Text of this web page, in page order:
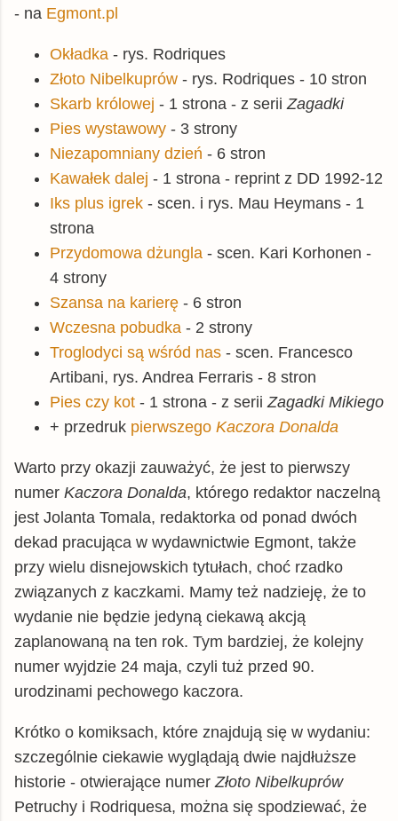
- na Egmont.pl
Okładka - rys. Rodriques
Złoto Nibelkuprów - rys. Rodriques - 10 stron
Skarb królowej - 1 strona - z serii Zagadki
Pies wystawowy - 3 strony
Niezapomniany dzień - 6 stron
Kawałek dalej - 1 strona - reprint z DD 1992-12
Iks plus igrek - scen. i rys. Mau Heymans - 1
strona
Przydomowa dżungla - scen. Kari Korhonen -
4 strony
Szansa na karierę - 6 stron
Wczesna pobudka - 2 strony
Troglodyci są wśród nas - scen. Francesco
Artibani, rys. Andrea Ferraris - 8 stron
Pies czy kot - 1 strona - z serii Zagadki Mikiego
+ przedruk pierwszego Kaczora Donalda
Warto przy okazji zauważyć, że jest to pierwszy
numer Kaczora Donalda, którego redaktor naczelną
jest Jolanta Tomala, redaktorka od ponad dwóch
dekad pracująca w wydawnictwie Egmont, także
przy wielu disnejowskich tytułach, choć rzadko
związanych z kaczkami. Mamy też nadzieję, że to
wydanie nie będzie jedyną ciekawą akcją
zaplanowaną na ten rok. Tym bardziej, że kolejny
numer wyjdzie 24 maja, czyli tuż przed 90.
urodzinami pechowego kaczora.
Krótko o komiksach, które znajdują się w wydaniu:
szczególnie ciekawie wyglądają dwie najdłuższe
historie - otwierające numer Złoto Nibelkuprów
Petruchy i Rodriquesa, można się spodziewać, że